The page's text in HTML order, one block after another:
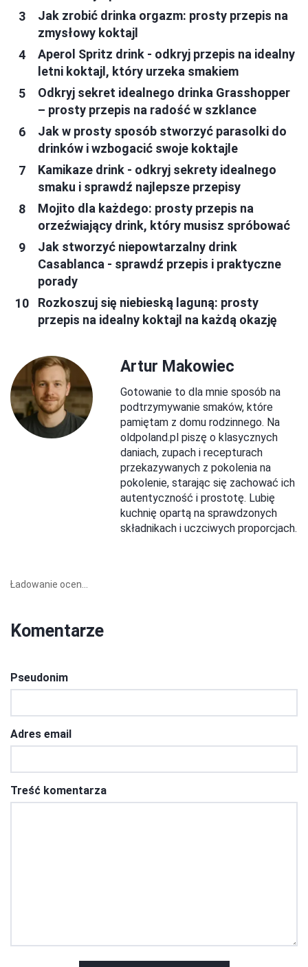
Jak zrobić drinka orgazm: prosty przepis na
zmysłowy koktajl
Aperol Spritz drink - odkryj przepis na idealny
letni koktajl, który urzeka smakiem
Odkryj sekret idealnego drinka Grasshopper
– prosty przepis na radość w szklance
Jak w prosty sposób stworzyć parasolki do
drinków i wzbogacić swoje koktajle
Kamikaze drink - odkryj sekrety idealnego
smaku i sprawdź najlepsze przepisy
Mojito dla każdego: prosty przepis na
orzeźwiający drink, który musisz spróbować
Jak stworzyć niepowtarzalny drink
Casablanca - sprawdź przepis i praktyczne
porady
Rozkoszuj się niebieską laguną: prosty
przepis na idealny koktajl na każdą okazję
Artur Makowiec
Gotowanie to dla mnie sposób na
podtrzymywanie smaków, które
pamiętam z domu rodzinnego. Na
oldpoland.pl piszę o klasycznych
daniach, zupach i recepturach
przekazywanych z pokolenia na
pokolenie, starając się zachować ich
autentyczność i prostotę. Lubię
kuchnię opartą na sprawdzonych
składnikach i uczciwych proporcjach.
Ładowanie ocen...
Komentarze
Pseudonim
Adres email
Treść komentarza